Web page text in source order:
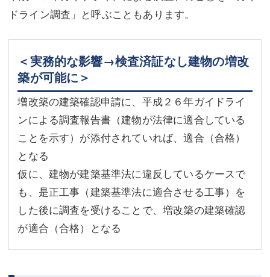
ドライン調査」と呼ぶこともあります。
＜実務的な影響→検査済証なし建物の増改
築が可能に＞
増改築の建築確認申請に、平成２６年ガイドライ
ンによる調査報告書（建物が法律に適合している
ことを示す）が添付されていれば、適合（合格）
となる
仮に、建物が建築基準法に違反しているケースで
も、是正工事（建築基準法に適合させる工事）を
した後に調査を受けることで、増改築の建築確認
が適合（合格）となる